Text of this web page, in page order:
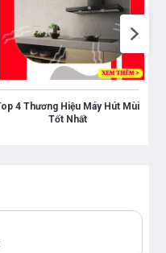
4 Thương Hiệu Máy Hút Mùi
Tốt Nhất